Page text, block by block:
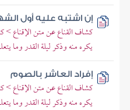
إن اشتبه عليه أول
كشاف القناع عن متن الإقناع
يكره منه وذكر ليلة القدر وما
إفراد العاشر بالصوم
كشاف القناع عن متن الإقناع
يكره منه وذكر ليلة القدر وما